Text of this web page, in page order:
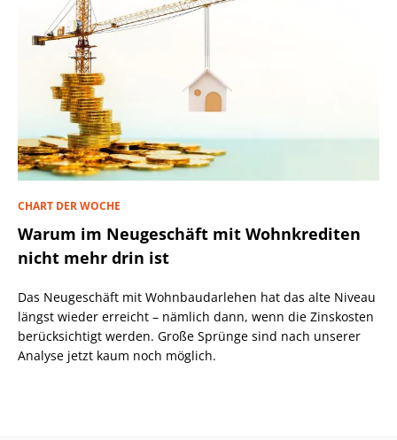
CHART DER WOCHE
Warum im Neugeschäft mit Wohnkrediten
nicht mehr drin ist
Das Neugeschäft mit Wohnbaudarlehen hat das alte Niveau
längst wieder erreicht – nämlich dann, wenn die Zinskosten
berücksichtigt werden. Große Sprünge sind nach unserer
Analyse jetzt kaum noch möglich.